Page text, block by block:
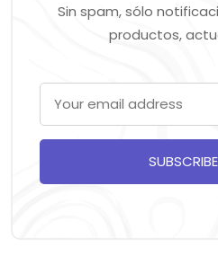
Sin spam, sólo
productos,